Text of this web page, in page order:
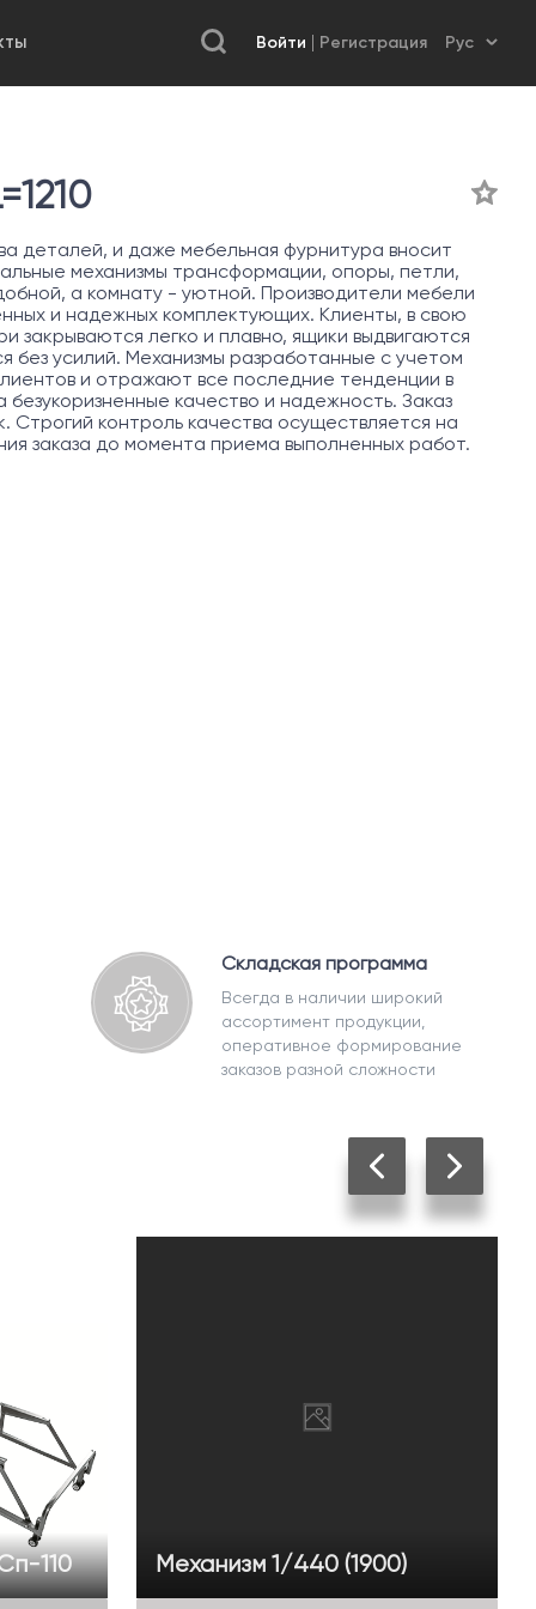
Войти Регистрация
деталей, и даже мебельная фурнитура вносит
механизмы трансформации, опоры, петли,
а комнату - уютной. Производители мебели
и надежных комплектующих. Клиенты, в свою
закрываются легко и плавно, ящики выдвигаются
без усилий. Механизмы разработанные с учетом
и отражают все последние тенденции в
качество и надежность. Заказ
Строгий контроль качества осуществляется на
заказа до момента приема выполненных работ.
Складская программа
Всегда в наличии широкий
ассортимент продукции,
оперативное формирование
заказов разной сложности
110 Механизм 1/440 (1900)